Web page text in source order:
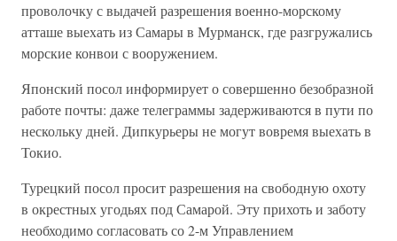
проволочку с выдачей разрешения военно-морскому
атташе выехать из Самары в Мурманск, где разгружались
морские конвои с вооружением.
Японский посол информирует о совершенно безобразной
работе почты: даже телеграммы задерживаются в пути по
нескольку дней. Дипкурьеры не могут вовремя выехать в
Токио.
Турецкий посол просит разрешения на свободную охоту
в окрестных угодьях под Самарой. Эту прихоть и заботу
необходимо согласовать со 2-м Управлением